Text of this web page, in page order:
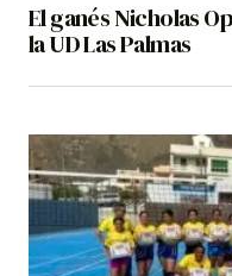
El ganés Nicholas
la UD Las Palmas